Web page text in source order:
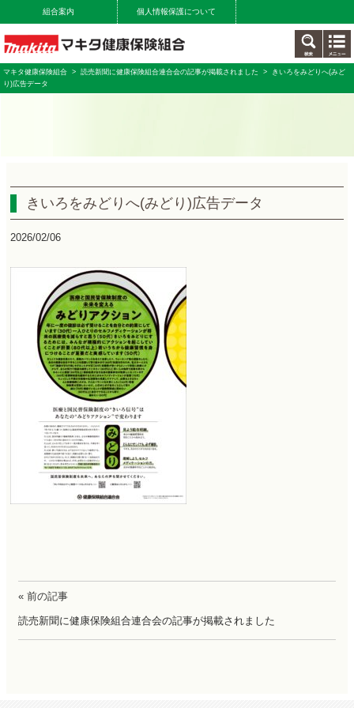
組合案内 個人情報保護について
マキタ健康保険組合 > 読売新聞に健康保険組合連合会の記事が掲載されました > きいろをみどりへ(みど
り)広告データ
きいろをみどりへ(みどり)広告データ
2026/02/06
« 前の記事
読売新聞に健康保険組合連合会の記事が掲載されました